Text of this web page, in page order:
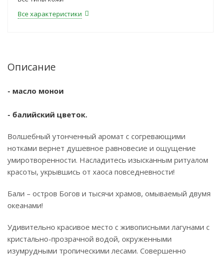
Все характеристики
Описание
- масло монои
- балийский цветок.
Волшебный утонченный аромат с согревающими
нотками вернет душевное равновесие и ощущение
умиротворенности. Насладитесь изысканным ритуалом
красоты, укрывшись от хаоса повседневности!
Бали – остров Богов и тысячи храмов, омываемый двумя
океанами!
Удивительно красивое место с живописными лагунами с
кристально-прозрачной водой, окруженными
изумрудными тропическими лесами. Совершенно